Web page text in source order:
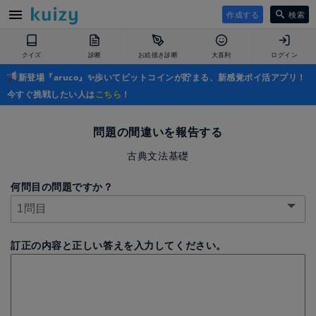
作成する 検索
クイズ 診断 お絵描き診断 大喜利 ログイン
新登場『aruco』✨歩いてビットコインが貯まる、新感覚ポイ活アプリ！
今すぐ挑戦したい人はこちら ！
問題の間違いを報告する
古典文法基礎
何問目の問題ですか？
訂正の内容と正しい答えを入力してください。